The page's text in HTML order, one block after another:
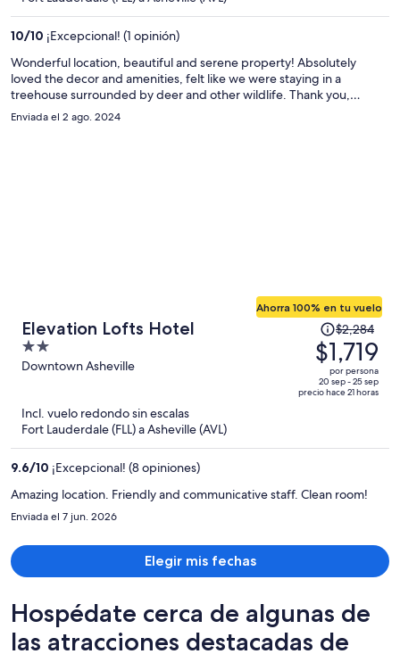
$1,429
por
persona
10/10 ¡Excepcional! (1 opinión)
Wonderful location, beautiful and serene property! Absolutely
loved the decor and amenities, felt like we were staying in a
treehouse surrounded by deer and other wildlife. Thank you,
Woodstock Manor!
Enviada el 2 ago. 2024
Elevation Lofts Hotel
2
out
5
Downtown Asheville
Ahorra 100% en tu vuelo
El
precio
era
de
$2,284
$1,719
$2,284
$1,719
por persona
20 sep - 25 sep
precio hace 21 horas
Incl. vuelo redondo sin escalas
Fort Lauderdale (FLL) a Asheville (AVL)
9.6/10 ¡Excepcional! (8 opiniones)
Amazing location. Friendly and communicative staff. Clean room!
Enviada el 7 jun. 2026
Elegir mis fechas
Hospédate cerca de algunas de
las atracciones destacadas de